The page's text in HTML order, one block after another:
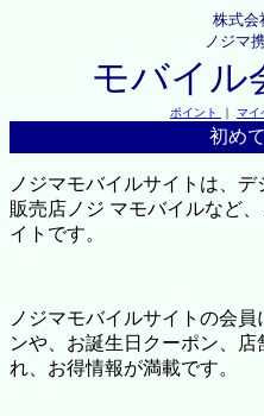
株式会
ノジマ
モバイル
ポイント ｜ マイ
初め
ノジマモバイルサイトは、
販売店ノジ マモバイルなど
イトです。
ノジマモバイルサイトの会
ンや、お誕生日クーポン、
れ、お得情報が満載です。